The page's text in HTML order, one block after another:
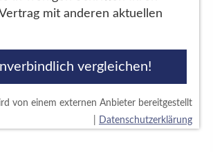
mit anderen aktuellen
vergleichen!
von einem externen Anbieter bereitgestellt
Datenschutzerklärung